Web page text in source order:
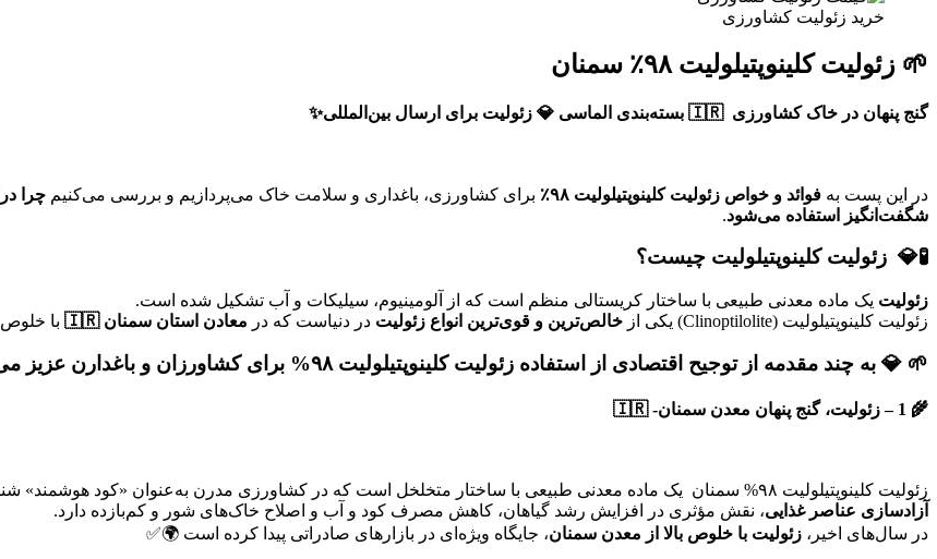
خرید زئولیت کشاورزی
🌱 زئولیت کلینوپتیلولیت ۹۸٪ سمنان
گنج پنهان در خاک کشاورزی 🇮🇷 بسته‌بندی الماسی 💎 زئولیت برای ارسال بین‌المللی✨
در این پست به فوائد و خواص زئولیت کلینوپتیلولیت ۹۸٪ برای کشاورزی، باغداری و سلامت خاک می‌پردازیم و بررسی می‌کنیم
شگفت‌انگیز استفاده می‌شود.
🧪💎 زئولیت کلینوپتیلولیت چیست؟
زئولیت یک ماده معدنی طبیعی با ساختار کریستالی منظم است که از آلومینیوم، سیلیکات و آب تشکیل شده است.
زئولیت کلینوپتیلولیت (Clinoptilolite) یکی از
خالص‌ترین و قوی‌ترین انواع زئولیت ‌ در دنیاست که در معادن استان سمنان 🇮🇷 با خلوص ۹۸٪ استخراج می‌شود.
🌱 💎 به چند مقدمه از توجیح اقتصادی از استفاده زئولیت کلینوپتیلولیت ۹۸% برای کشاورزان و باغدارن عزیز می پردازیم
🌾 1 – زئولیت، گنج پنهان معدن سمنان- 🇮🇷
زئولیت کلینوپتیلولیت ۹۸% سمنان یک ماده معدنی طبیعی با ساختار متخلخل است که در کشاورزی مدرن به‌عنوان «کود هوشمند» شناخته می‌شود. این ترکیب فوق‌العاده با توانایی در
آزادسازی عناصر غذایی، نقش مؤثری در افزایش رشد گیاهان، کاهش مصرف کود و آب و اصلاح خاک‌های شور و کم‌بازده دارد.
در سال‌های اخیر، زئولیت با خلوص بالا از معدن سمنان، جایگاه ویژه‌ای در بازارهای صادراتی پیدا کرده است 🌍✅